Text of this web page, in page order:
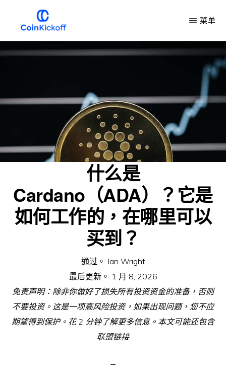
主
要
COIN
开
菜单
什么是
Cardano（ADA）？它是
如何工作的，在哪里可以
买到？
通过。 Ian Wright
最后更新。 1 月 8, 2026
免责声明：除非你做好了损失所有投资资金的准备，否则
不要投资。这是一项高风险投资，如果出现问题，您不应
期望得到保护。花 2 分钟了解更多信息。本文可能还包含
联盟链接